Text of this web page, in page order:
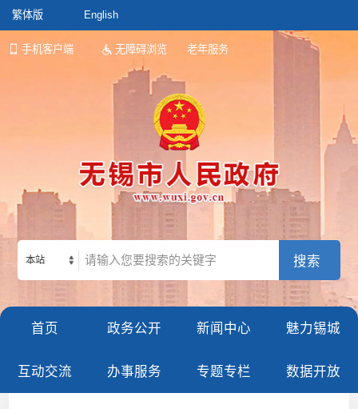
繁体版 English
手机客户端 无障碍浏览 老年服务
本站
首页 政务公开 新闻中心 魅力锡城
互动交流 办事服务 专题专栏 数据开放